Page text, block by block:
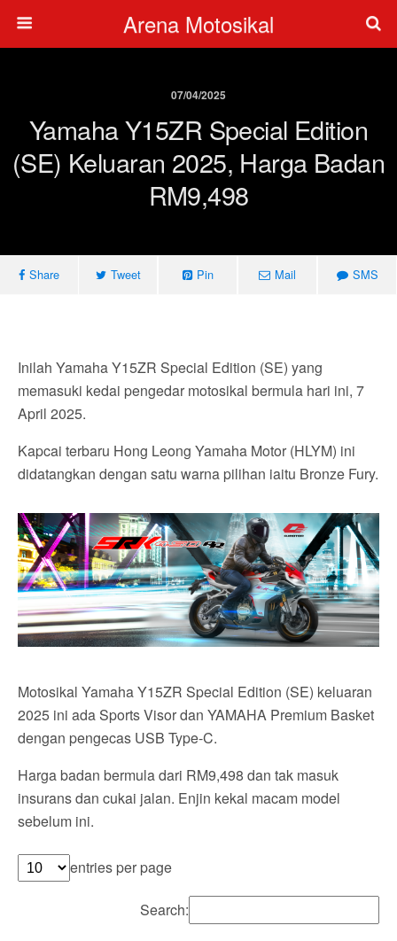
Arena Motosikal
07/04/2025
Yamaha Y15ZR Special Edition
(SE) Keluaran 2025, Harga Badan
RM9,498
Share Tweet Pin Mail SMS
Inilah Yamaha Y15ZR Special Edition (SE) yang
memasuki kedai pengedar motosikal bermula hari ini, 7
April 2025.
Kapcai terbaru Hong Leong Yamaha Motor (HLYM) ini
didatangkan dengan satu warna pilihan iaitu Bronze Fury.
Motosikal Yamaha Y15ZR Special Edition (SE) keluaran
2025 ini ada Sports Visor dan YAMAHA Premium Basket
dengan pengecas USB Type-C.
Harga badan bermula dari RM9,498 dan tak masuk
insurans dan cukai jalan. Enjin kekal macam model
sebelum ini.
entries per page
Search: